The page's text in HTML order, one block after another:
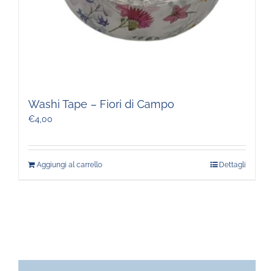
Washi Tape – Fiori di Campo
€4,00
Aggiungi al carrello Dettagli